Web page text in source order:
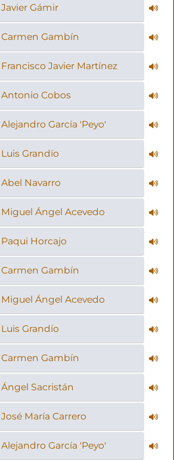
Javier Gámir
Carmen Gambín
Francisco Javier Martínez
Antonio Cobos
Alejandro García 'Peyo'
Luis Grandío
Abel Navarro
Miguel Ángel Acevedo
Paqui Horcajo
Carmen Gambín
Miguel Ángel Acevedo
Luis Grandío
Carmen Gambín
Ángel Sacristán
José María Carrero
Alejandro García 'Peyo'